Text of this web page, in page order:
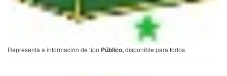
Representa a información de tipo Público,disponible para todos.